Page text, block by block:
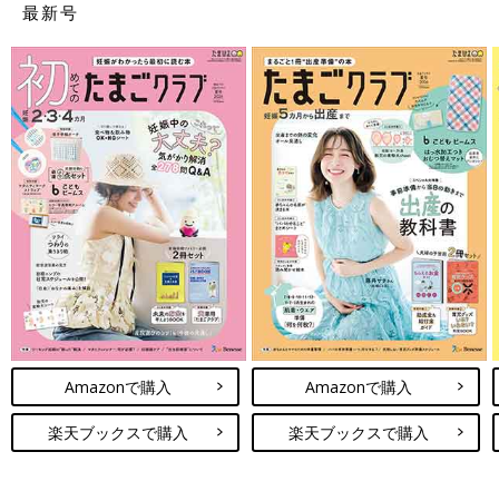
最新号
Amazonで購入
楽天ブックスで購入
Amazonで購入
楽天ブックスで購入